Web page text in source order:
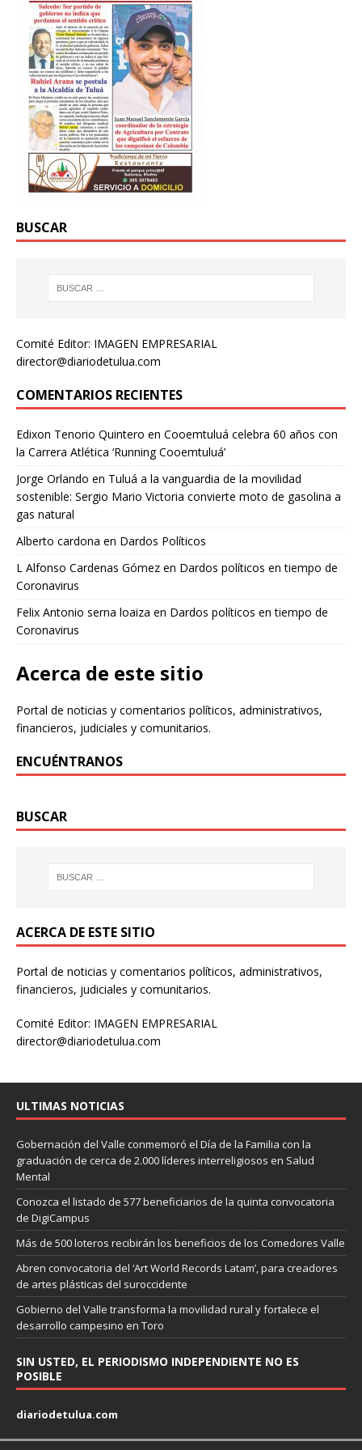
BUSCAR
Comité Editor: IMAGEN EMPRESARIAL
director@diariodetulua.com
COMENTARIOS RECIENTES
Edixon Tenorio Quintero en Cooemtuluá celebra 60 años con
la Carrera Atlética ‘Running Cooemtuluá’
Jorge Orlando en Tuluá a la vanguardia de la movilidad
sostenible: Sergio Mario Victoria convierte moto de gasolina a
gas natural
Alberto cardona en Dardos Políticos
L Alfonso Cardenas Gómez en Dardos políticos en tiempo de
Coronavirus
Felix Antonio serna loaiza en Dardos políticos en tiempo de
Coronavirus
Acerca de este sitio
Portal de noticias y comentarios políticos, administrativos,
financieros, judiciales y comunitarios.
ENCUÉNTRANOS
BUSCAR
ACERCA DE ESTE SITIO
Portal de noticias y comentarios políticos, administrativos,
financieros, judiciales y comunitarios.
Comité Editor: IMAGEN EMPRESARIAL
director@diariodetulua.com
ULTIMAS NOTICIAS
Gobernación del Valle conmemoró el Día de la Familia con la
graduación de cerca de 2.000 líderes interreligiosos en Salud
Mental
Conozca el listado de 577 beneficiarios de la quinta convocatoria
de DigiCampus
Más de 500 loteros recibirán los beneficios de los Comedores Valle
Abren convocatoria del ‘Art World Records Latam’, para creadores
de artes plásticas del suroccidente
Gobierno del Valle transforma la movilidad rural y fortalece el
desarrollo campesino en Toro
SIN USTED, EL PERIODISMO INDEPENDIENTE NO ES
POSIBLE
diariodetulua.com